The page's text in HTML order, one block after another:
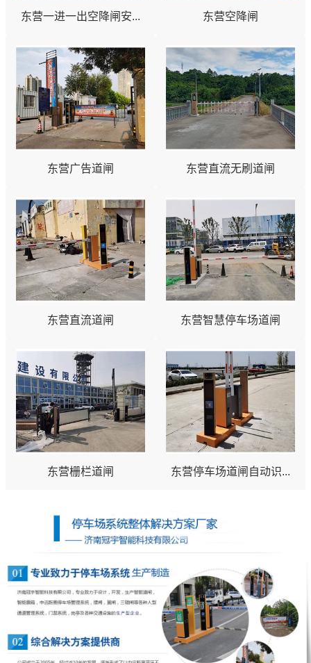
东营一进一出空降闸安... 东营空降闸
东营广告道闸 东营直流无刷道闸
东营直流道闸 东营智慧停车场道闸
东营栅栏道闸 东营停车场道闸自动识...